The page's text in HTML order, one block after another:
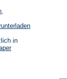
,
in
(Öffnet